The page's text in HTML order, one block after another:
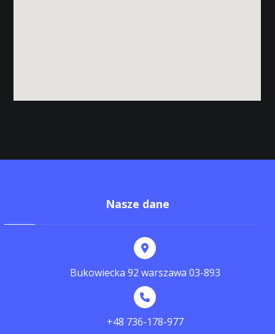
Nasze dane
Bukowiecka 92 warszawa 03-893
+48 736-178-977